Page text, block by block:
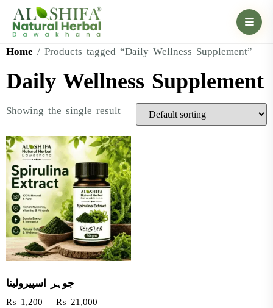
Home / Products tagged “Daily Wellness Supplement”
Daily Wellness Supplement
Showing the single result
جوہر اسپیرولینا
₨ 1,200 – ₨ 21,000